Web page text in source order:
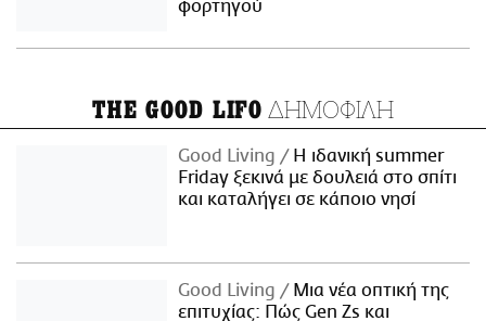
φορτηγού
THE GOOD LIFO ΔΗΜΟΦΙΛΗ
Good Living
Η ιδανική summer
Friday ξεκινά με δουλειά στο σπίτι
και καταλήγει σε κάποιο νησί
Good Living
Μια νέα οπτική της
επιτυχίας: Πώς Gen Zs και